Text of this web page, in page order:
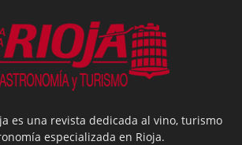
es una revista dedicada al vino, turismo
especializada en Rioja.